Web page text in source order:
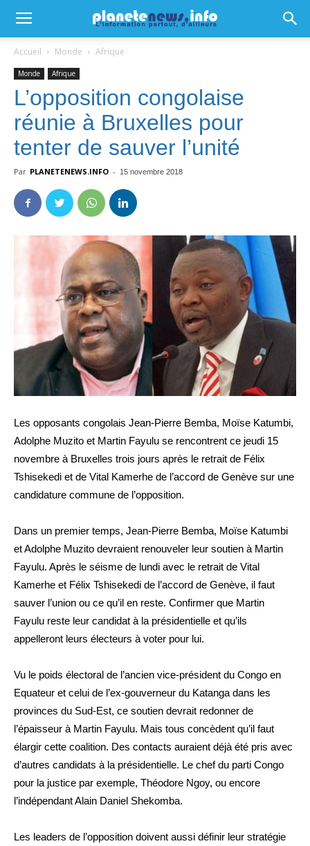
Accueil Monde Afrique
Monde Afrique
L’opposition congolaise
réunie à Bruxelles pour
tenter de sauver l’unité
Par PLANETENEWS.INFO - 15 novembre 2018
Les opposants congolais Jean-Pierre Bemba, Moïse Katumbi,
Adolphe Muzito et Martin Fayulu se rencontrent ce jeudi 15
novembre à Bruxelles trois jours après le retrait de Félix
Tshisekedi et de Vital Kamerhe de l’accord de Genève sur une
candidature commune de l’opposition.
Dans un premier temps, Jean-Pierre Bemba, Moïse Katumbi
et Adolphe Muzito devraient renouveler leur soutien à Martin
Fayulu. Après le séisme de lundi avec le retrait de Vital
Kamerhe et Félix Tshisekedi de l’accord de Genève, il faut
sauver l’union ou ce qu’il en reste. Confirmer que Martin
Fayulu reste leur candidat à la présidentielle et qu’ils
appelleront leurs électeurs à voter pour lui.
Vu le poids électoral de l’ancien vice-président du Congo en
Equateur et celui de l’ex-gouverneur du Katanga dans les
provinces du Sud-Est, ce soutien devrait redonner de
l’épaisseur à Martin Fayulu. Mais tous concèdent qu’il faut
élargir cette coalition. Des contacts auraient déjà été pris avec
d’autres candidats à la présidentielle. Le chef du parti Congo
pour la justice par exemple, Théodore Ngoy, ou encore
l’indépendant Alain Daniel Shekomba.
Les leaders de l’opposition doivent aussi définir leur stratégie